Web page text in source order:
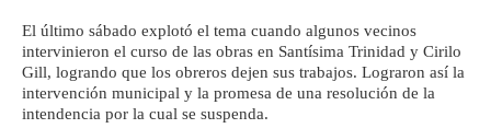
El último sábado explotó el tema cuando algunos vecinos
intervinieron el curso de las obras en Santísima Trinidad y Cirilo
Gill, logrando que los obreros dejen sus trabajos. Lograron así la
intervención municipal y la promesa de una resolución de la
intendencia por la cual se suspenda.